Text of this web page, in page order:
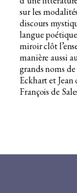
sur les
discours
langue
miroir clôt
manière aussi
grands noms
Eckhart et
François de